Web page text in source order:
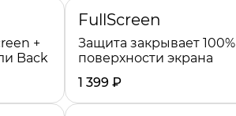
+
Back
FullScreen
Защита закрывает 100%
поверхности экрана
1 399 ₽